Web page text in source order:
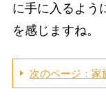
に手に入るよう
を感じますね。
次のページ：家